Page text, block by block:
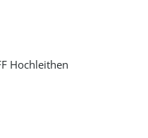
Hochleithen